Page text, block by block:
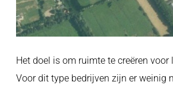
Het doel is om ruimte te creëren
Voor dit type bedrijven zijn er weinig